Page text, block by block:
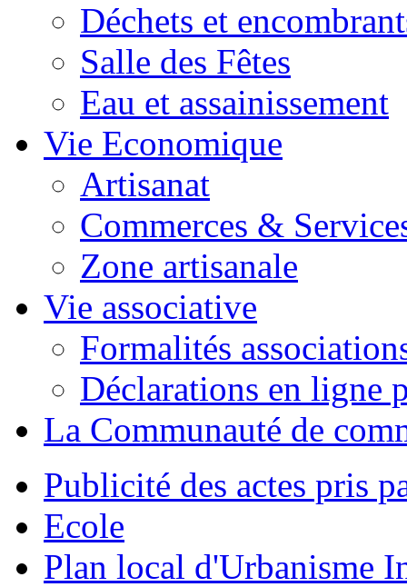
Déchets et
Salle des Fêtes
Eau et assainissement
Vie Economique
Artisanat
Commerces &
Zone artisanale
Vie associative
Formalités
Déclarations en ligne
La Communauté de
Publicité des actes pris
Ecole
Plan local d'Urbanisme